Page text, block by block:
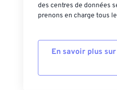
des centres de données
prenons en charge tous
En savoir plus